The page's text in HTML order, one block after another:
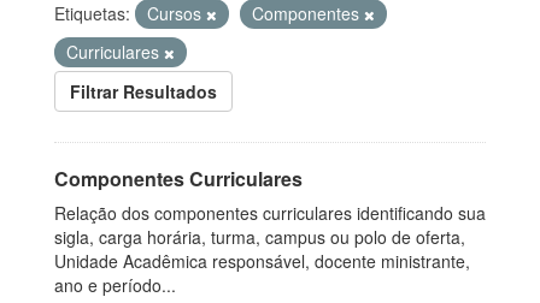
Etiquetas:
Cursos
Componentes
Curriculares
Filtrar Resultados
Componentes Curriculares
Relação dos componentes curriculares identificando sua
sigla, carga horária, turma, campus ou polo de oferta,
Unidade Acadêmica responsável, docente ministrante,
ano e período...